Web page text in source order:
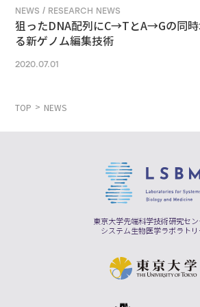
NEWS / RESEARCH NEWS
狙ったDNA配列にC→TとA→Gの同時
る新ゲノム編集技術
2020.07.01
TOP NEWS
東京大学先端科学技術研究セン
システム生物医学ラボラトリ